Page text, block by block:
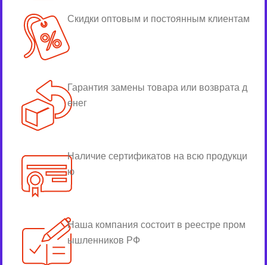
Скидки оптовым и постоянным клиентам
Гарантия замены товара или возврата д
енег
Наличие сертификатов на всю продукци
ю
Наша компания состоит в реестре пром
ышленников РФ